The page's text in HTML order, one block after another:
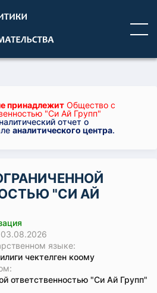
принадлежит Общество с
"Си Ай Групп"
отчет о
аналитического центра.
"СИ АЙ
языке:
чектелген коому
ответственностью "Си Ай Групп"